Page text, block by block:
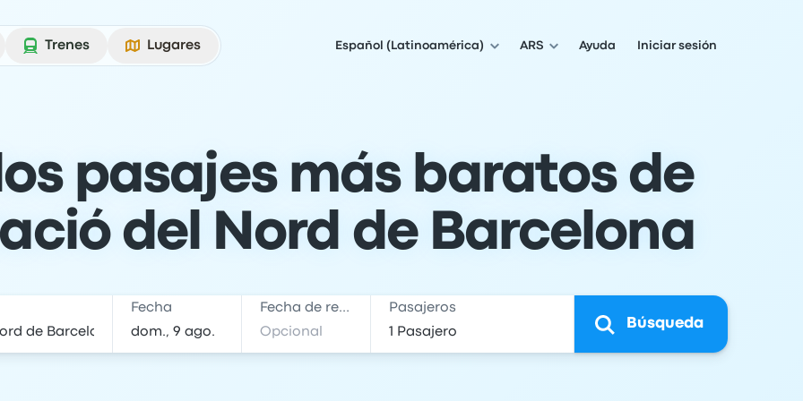
Trenes Lugares Español (Latinoamérica) ARS Ayuda Iniciar sesión
pasajes más baratos de
del Nord de Barcelona
Fecha Fecha de regreso Pasajeros
Búsqueda